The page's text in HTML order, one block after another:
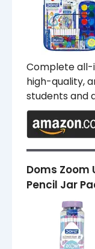
Complete all-
high-quality,
students and
Doms
Pencil Jar